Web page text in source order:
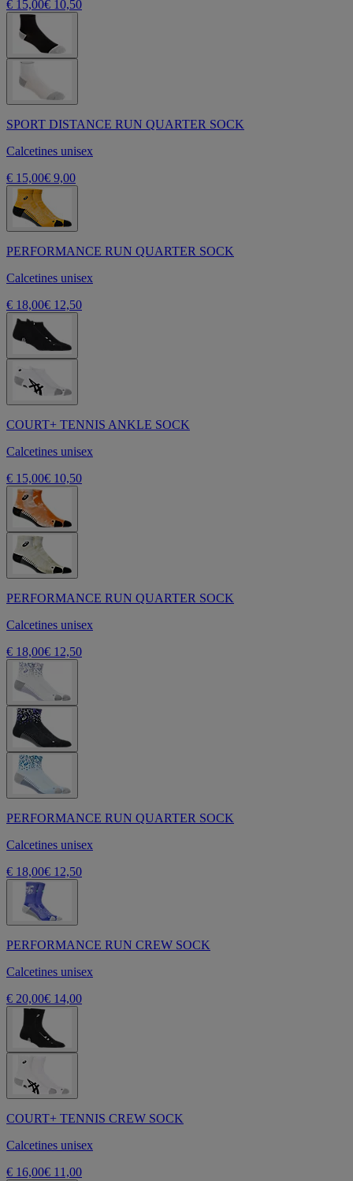
€ 15,00€ 10,50
SPORT DISTANCE RUN QUARTER SOCK
Calcetines unisex
€ 15,00€ 9,00
PERFORMANCE RUN QUARTER SOCK
Calcetines unisex
€ 18,00€ 12,50
COURT+ TENNIS ANKLE SOCK
Calcetines unisex
€ 15,00€ 10,50
PERFORMANCE RUN QUARTER SOCK
Calcetines unisex
€ 18,00€ 12,50
PERFORMANCE RUN QUARTER SOCK
Calcetines unisex
€ 18,00€ 12,50
PERFORMANCE RUN CREW SOCK
Calcetines unisex
€ 20,00€ 14,00
COURT+ TENNIS CREW SOCK
Calcetines unisex
€ 16,00€ 11,00